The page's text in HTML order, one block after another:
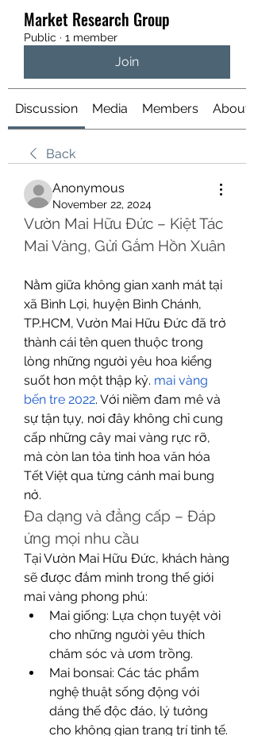
Market Research Group
Public · 1 member
Join
Discussion Media Members About
Back
Anonymous
November 22, 2024
Vườn Mai Hữu Đức – Kiệt Tác
Mai Vàng, Gửi Gắm Hồn Xuân
Nằm giữa không gian xanh mát tại
xã Bình Lợi, huyện Bình Chánh,
TP.HCM, Vườn Mai Hữu Đức đã trở
thành cái tên quen thuộc trong
lòng những người yêu hoa kiểng
suốt hơn một thập kỷ. mai vàng
bến tre 2022. Với niềm đam mê và
sự tận tụy, nơi đây không chỉ cung
cấp những cây mai vàng rực rỡ,
mà còn lan tỏa tinh hoa văn hóa
Tết Việt qua từng cánh mai bung
nở.
Đa dạng và đẳng cấp – Đáp
ứng mọi nhu cầu
Tại Vườn Mai Hữu Đức, khách hàng
sẽ được đắm mình trong thế giới
mai vàng phong phú:
Mai giống: Lựa chọn tuyệt vời
cho những người yêu thích
chăm sóc và ươm trồng.
Mai bonsai: Các tác phẩm
nghệ thuật sống động với
dáng thế độc đáo, lý tưởng
cho không gian trang trí tinh tế.